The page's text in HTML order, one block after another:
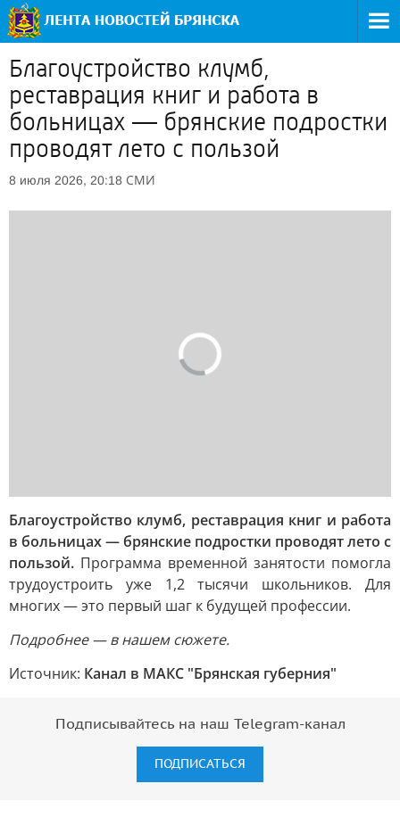
Благоустройство клумб,
реставрация книг и работа в
больницах — брянские подростки
проводят лето с пользой
8 июля 2026, 20:18 СМИ
Благоустройство клумб, реставрация книг и работа
в больницах — брянские подростки проводят лето с
пользой. Программа временной занятости помогла
трудоустроить уже 1,2 тысячи школьников. Для
многих — это первый шаг к будущей профессии.
Подробнее — в нашем сюжете.
Источник: Канал в МАКС "Брянская губерния"
Подписывайтесь на наш Telegram-канал
ПОДПИСАТЬСЯ